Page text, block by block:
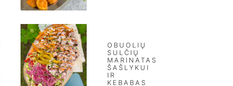
OBUOLIŲ
SULČIŲ
MARINATAS
ŠAŠLYKUI
IR
KEBABAS